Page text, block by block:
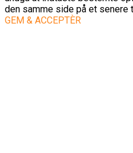
den samme side på et senere
GEM & ACCEPTÈR